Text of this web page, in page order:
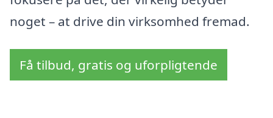
noget – at drive din virksomhed fremad.
Få tilbud, gratis og uforpligtende